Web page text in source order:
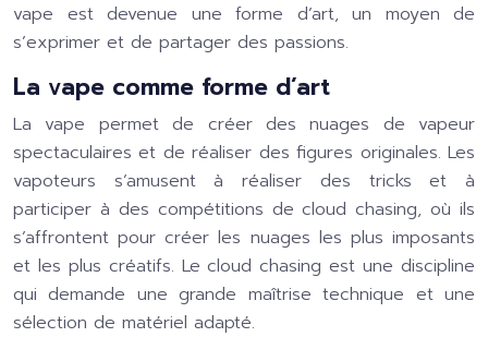
vape est devenue une forme d’art, un moyen de
s’exprimer et de partager des passions.
La vape comme forme d’art
La vape permet de créer des nuages de vapeur
spectaculaires et de réaliser des figures originales. Les
vapoteurs s’amusent à réaliser des tricks et à
participer à des compétitions de cloud chasing, où ils
s’affrontent pour créer les nuages les plus imposants
et les plus créatifs. Le cloud chasing est une discipline
qui demande une grande maîtrise technique et une
sélection de matériel adapté.